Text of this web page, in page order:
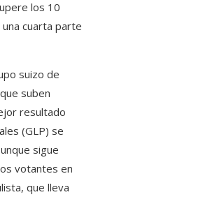
los 10
cuarta parte
suizo de
suben
resultado
(GLP) se
sigue
votantes en
que lleva